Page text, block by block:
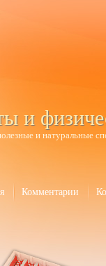
и
и натуральные
Комментарии